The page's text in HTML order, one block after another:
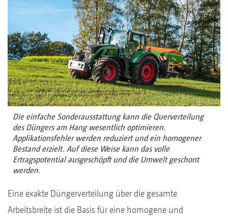
Die einfache Sonderausstattung kann die Querverteilung
des Düngers am Hang wesentlich optimieren.
Applikationsfehler werden reduziert und ein homogener
Bestand erzielt. Auf diese Weise kann das volle
Ertragspotential ausgeschöpft und die Umwelt geschont
werden.
Eine exakte Düngerverteilung über die gesamte
Arbeitsbreite ist die Basis für eine homogene und